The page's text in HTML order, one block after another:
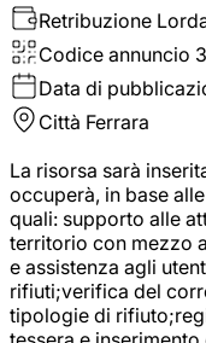
Retribuzione
Codice annuncio
Data di
Città Ferrara
La risorsa sarà
occuperà, in base
quali: supporto alle
territorio con mezzo
e assistenza agli
rifiuti;verifica del
tipologie di